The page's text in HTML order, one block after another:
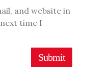
and website in
time I